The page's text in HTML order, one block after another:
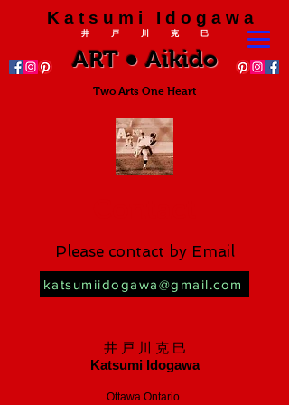
K a t s u m i I d o g a w a
ART ● Aikido
井 戸 川 克 巳
Two Arts One Heart
Please contact by Email
katsumiidogawa@gmail.com
井 戸 川 克 巳
Katsumi Idogawa
Ottawa Ontario